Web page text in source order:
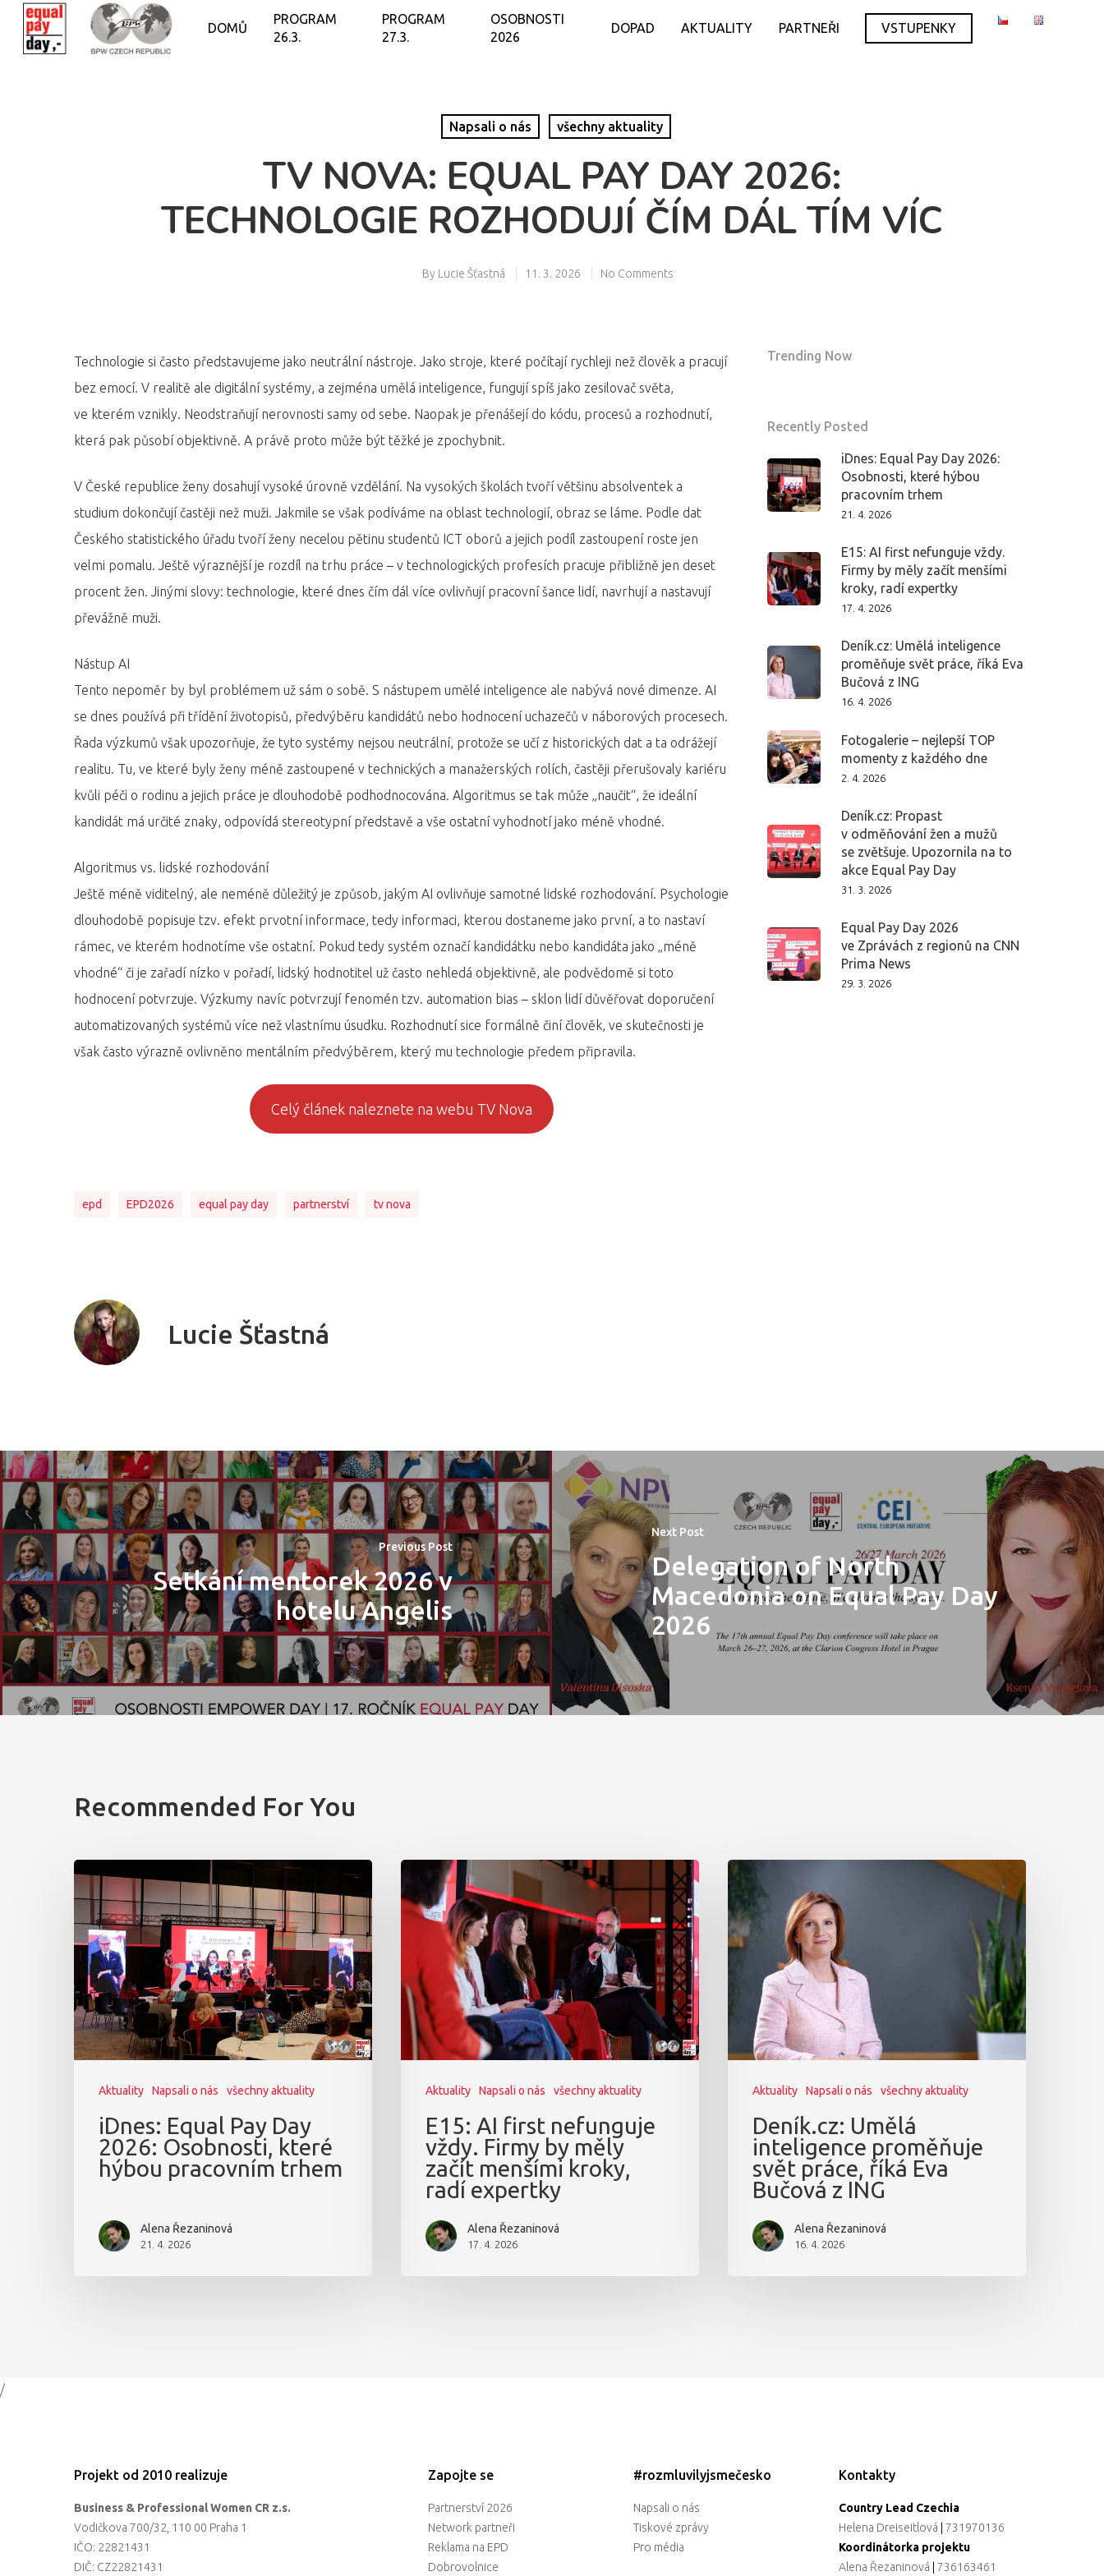
Hit enter to search or ESC to close
DOMŮ
PROGRAM
26.3.
PROGRAM
27.3.
OSOBNOSTI
2026
DOPAD AKTUALITY PARTNEŘI VSTUPENKY
Napsali o nás všechny aktuality
TV NOVA: EQUAL PAY DAY 2026:
TECHNOLOGIE ROZHODUJÍ ČÍM DÁL TÍM VÍC
By Lucie Šťastná 11. 3. 2026 No Comments
Technologie si často představujeme jako neutrální nástroje. Jako stroje, které počítají rychleji než člověk a pracují
bez emocí. V realitě ale digitální systémy, a zejména umělá inteligence, fungují spíš jako zesilovač světa,
ve kterém vznikly. Neodstraňují nerovnosti samy od sebe. Naopak je přenášejí do kódu, procesů a rozhodnutí,
která pak působí objektivně. A právě proto může být těžké je zpochybnit.
V České republice ženy dosahují vysoké úrovně vzdělání. Na vysokých školách tvoří většinu absolventek a
studium dokončují častěji než muži. Jakmile se však podíváme na oblast technologií, obraz se láme. Podle dat
Českého statistického úřadu tvoří ženy necelou pětinu studentů ICT oborů a jejich podíl zastoupení roste jen
velmi pomalu. Ještě výraznější je rozdíl na trhu práce – v technologických profesích pracuje přibližně jen deset
procent žen. Jinými slovy: technologie, které dnes čím dál více ovlivňují pracovní šance lidí, navrhují a nastavují
převážně muži.
Nástup AI
Tento nepoměr by byl problémem už sám o sobě. S nástupem umělé inteligence ale nabývá nové dimenze. AI
se dnes používá při třídění životopisů, předvýběru kandidátů nebo hodnocení uchazečů v náborových procesech.
Řada výzkumů však upozorňuje, že tyto systémy nejsou neutrální, protože se učí z historických dat a ta odrážejí
realitu. Tu, ve které byly ženy méně zastoupené v technických a manažerských rolích, častěji přerušovaly kariéru
kvůli péči o rodinu a jejich práce je dlouhodobě podhodnocována. Algoritmus se tak může „naučit“, že ideální
kandidát má určité znaky, odpovídá stereotypní představě a vše ostatní vyhodnotí jako méně vhodné.
​Algoritmus vs. lidské rozhodování
Ještě méně viditelný, ale neméně důležitý je způsob, jakým AI ovlivňuje samotné lidské rozhodování. Psychologie
dlouhodobě popisuje tzv. efekt prvotní informace, tedy informaci, kterou dostaneme jako první, a to nastaví
rámec, ve kterém hodnotíme vše ostatní. Pokud tedy systém označí kandidátku nebo kandidáta jako „méně
vhodné“ či je zařadí nízko v pořadí, lidský hodnotitel už často nehledá objektivně, ale podvědomě si toto
hodnocení potvrzuje. Výzkumy navíc potvrzují fenomén tzv. automation bias – sklon lidí důvěřovat doporučení
automatizovaných systémů více než vlastnímu úsudku. Rozhodnutí sice formálně činí člověk, ve skutečnosti je
však často výrazně ovlivněno mentálním předvýběrem, který mu technologie předem připravila.
Celý článek naleznete na webu TV Nova
epd EPD2026 equal pay day partnerství tv nova
Lucie Šťastná
Trending Now
Recently Posted
iDnes: Equal Pay Day 2026:
Osobnosti, které hýbou
pracovním trhem
21. 4. 2026
E15: AI first nefunguje vždy.
Firmy by měly začít menšími
kroky, radí expertky
17. 4. 2026
Deník.cz: Umělá inteligence
proměňuje svět práce, říká Eva
Bučová z ING
16. 4. 2026
Fotogalerie – nejlepší TOP
momenty z každého dne
2. 4. 2026
Deník.cz: Propast
v odměňování žen a mužů
se zvětšuje. Upozornila na to
akce Equal Pay Day
31. 3. 2026
Equal Pay Day 2026
ve Zprávách z regionů na CNN
Prima News
29. 3. 2026
Previous Post
Setkání mentorek 2026 v
hotelu Angelis
Next Post
Delegation of North
Macedonia on Equal Pay Day
2026
Recommended For You
Aktuality Napsali o nás všechny aktuality
iDnes: Equal Pay Day
2026: Osobnosti, které
hýbou pracovním trhem
Alena Řezaninová
21. 4. 2026
Aktuality Napsali o nás všechny aktuality
E15: AI first nefunguje
vždy. Firmy by měly
začít menšími kroky,
radí expertky
Alena Řezaninová
17. 4. 2026
Aktuality Napsali o nás všechny aktuality
Deník.cz: Umělá
inteligence proměňuje
svět práce, říká Eva
Bučová z ING
Alena Řezaninová
16. 4. 2026
/
Projekt od 2010 realizuje
Business & Professional Women CR z.s.
Vodičkova 700/32, 110 00 Praha 1
IČO: 22821431
DIČ: CZ22821431
Zapojte se
Partnerství 2026
Network partneři
Reklama na EPD
Dobrovolnice
#rozmluvilyjsmečesko
Napsali o nás
Tiskové zprávy
Pro média
Kontakty
Country Lead Czechia
Helena Dreiseitlová |731970136
Koordinátorka projektu
Alena Řezaninová |736163461